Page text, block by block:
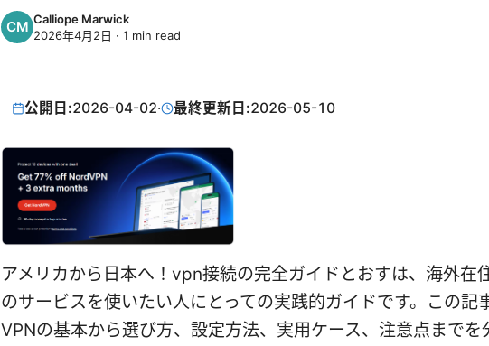
Calliope Marwick
2026年4月2日 · 1 min read
公開日:2026-04-02· 最終更新日:2026-05-10
アメリカから日本へ！vpn接続の完全ガイドとおすは、海外在
のサービスを使いたい人にとっての実践的ガイドです。この記
VPNの基本から選び方、設定方法、実用ケース、注意点までを